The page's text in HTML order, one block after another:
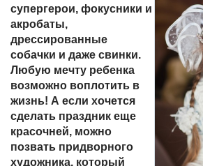
супергерои, фокусники и
акробаты,
дрессированные
собачки и даже свинки.
Любую мечту ребенка
возможно воплотить в
жизнь! А если хочется
сделать праздник еще
красочней, можно
позвать придворного
художника, который